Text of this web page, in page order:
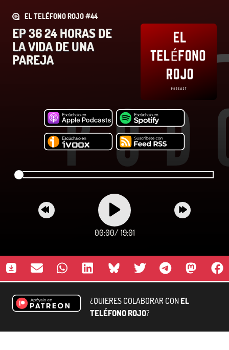
EL TELÉFONO ROJO #44
EP 36 24 HORAS DE
LA VIDA DE UNA
PAREJA
00:00/ 19:01
¿QUIERES COLABORAR CONEL
TELÉFONO ROJO?